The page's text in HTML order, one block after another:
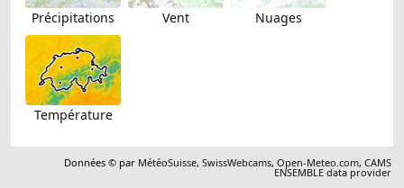
Précipitations Vent Nuages
Température
Données © par MétéoSuisse,SwissWebcams,Open-Meteo.com,CAMS
ENSEMBLE data provider